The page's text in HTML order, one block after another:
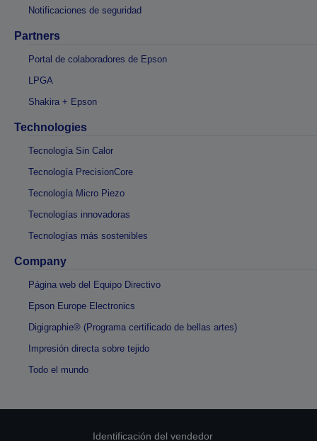
Notificaciones de seguridad
Partners
Portal de colaboradores de Epson
LPGA
Shakira + Epson
Technologies
Tecnología Sin Calor
Tecnología PrecisionCore
Tecnología Micro Piezo
Tecnologías innovadoras
Tecnologías más sostenibles
Company
Página web del Equipo Directivo
Epson Europe Electronics
Digigraphie® (Programa certificado de bellas artes)
Impresión directa sobre tejido
Todo el mundo
Identificación del vendedor